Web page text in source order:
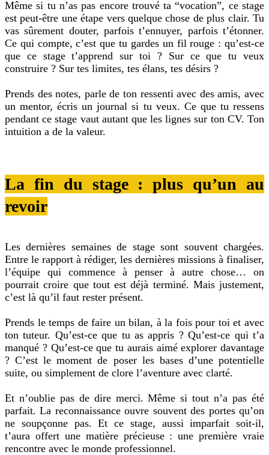
Même si tu n’as pas encore trouvé ta “vocation”, ce stage
est peut-être une étape vers quelque chose de plus clair. Tu
vas sûrement douter, parfois t’ennuyer, parfois t’étonner.
Ce qui compte, c’est que tu gardes un fil rouge : qu’est-ce
que ce stage t’apprend sur toi ? Sur ce que tu veux
construire ? Sur tes limites, tes élans, tes désirs ?
Prends des notes, parle de ton ressenti avec des amis, avec
un mentor, écris un journal si tu veux. Ce que tu ressens
pendant ce stage vaut autant que les lignes sur ton CV. Ton
intuition a de la valeur.
La fin du stage : plus qu’un au
revoir
Les dernières semaines de stage sont souvent chargées.
Entre le rapport à rédiger, les dernières missions à finaliser,
l’équipe qui commence à penser à autre chose… on
pourrait croire que tout est déjà terminé. Mais justement,
c’est là qu’il faut rester présent.
Prends le temps de faire un bilan, à la fois pour toi et avec
ton tuteur. Qu’est-ce que tu as appris ? Qu’est-ce qui t’a
manqué ? Qu’est-ce que tu aurais aimé explorer davantage
? C’est le moment de poser les bases d’une potentielle
suite, ou simplement de clore l’aventure avec clarté.
Et n’oublie pas de dire merci. Même si tout n’a pas été
parfait. La reconnaissance ouvre souvent des portes qu’on
ne soupçonne pas. Et ce stage, aussi imparfait soit-il,
t’aura offert une matière précieuse : une première vraie
rencontre avec le monde professionnel.